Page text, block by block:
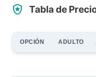
Tabla de
OPCIÓN ADULTO